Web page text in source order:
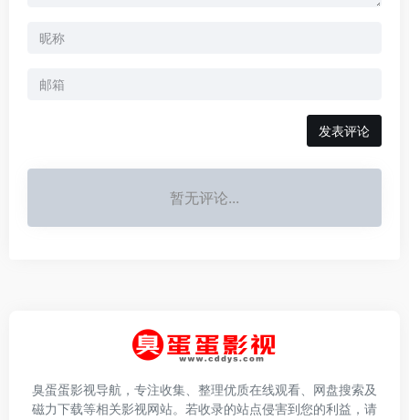
发表评论
暂无评论...
臭蛋蛋影视导航，专注收集、整理优质在线观看、网盘搜索及
磁力下载等相关影视网站。若收录的站点侵害到您的利益，请